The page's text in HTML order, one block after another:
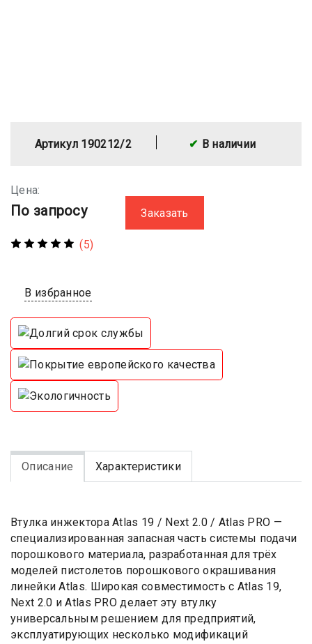
Артикул 190212/2 В наличии
Цена:
По запросу Заказать
(5)
В избранное
Описание Характеристики
Втулка инжектора Atlas 19 / Next 2.0 / Atlas PRO —
специализированная запасная часть системы подачи
порошкового материала, разработанная для трёх
моделей пистолетов порошкового окрашивания
линейки Atlas. Широкая совместимость с Atlas 19,
Next 2.0 и Atlas PRO делает эту втулку
универсальным решением для предприятий,
эксплуатирующих несколько модификаций